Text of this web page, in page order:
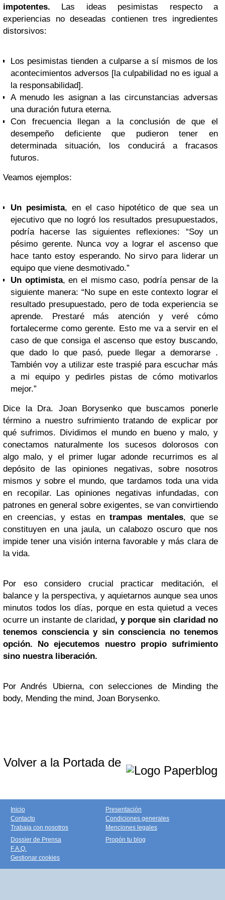
impotentes. Las ideas pesimistas respecto a
experiencias no deseadas contienen tres ingredientes
distorsivos:
Los pesimistas tienden a culparse a sí mismos de los
acontecimientos adversos [la culpabilidad no es igual a
la responsabilidad].
A menudo les asignan a las circunstancias adversas
una duración futura eterna.
Con frecuencia llegan a la conclusión de que el
desempeño deficiente que pudieron tener en
determinada situación, los conducirá a fracasos
futuros.
Veamos ejemplos:
Un pesimista, en el caso hipotético de que sea un
ejecutivo que no logró los resultados presupuestados,
podría hacerse las siguientes reflexiones: “Soy un
pésimo gerente. Nunca voy a lograr el ascenso que
hace tanto estoy esperando. No sirvo para liderar un
equipo que viene desmotivado.”
Un optimista, en el mismo caso, podría pensar de la
siguiente manera: “No supe en este contexto lograr el
resultado presupuestado, pero de toda experiencia se
aprende. Prestaré más atención y veré cómo
fortalecerme como gerente. Esto me va a servir en el
caso de que consiga el ascenso que estoy buscando,
que dado lo que pasó, puede llegar a demorarse .
También voy a utilizar este traspié para escuchar más
a mi equipo y pedirles pistas de cómo motivarlos
mejor.”
Dice la Dra. Joan Borysenko que buscamos ponerle
término a nuestro sufrimiento tratando de explicar por
qué sufrimos. Dividimos el mundo en bueno y malo, y
conectamos naturalmente los sucesos dolorosos con
algo malo, y el primer lugar adonde recurrimos es al
depósito de las opiniones negativas, sobre nosotros
mismos y sobre el mundo, que tardamos toda una vida
en recopilar. Las opiniones negativas infundadas, con
patrones en general sobre exigentes, se van convirtiendo
en creencias, y estas entrampas mentales, que se
constituyen en una jaula, un calabozo oscuro que nos
impide tener una visión interna favorable y más clara de
la vida.
Por eso considero crucial practicar meditación, el
balance y la perspectiva, y aquietarnos aunque sea unos
minutos todos los días, porque en esta quietud a veces
ocurre un instante de claridad, y porque sin claridad no
tenemos consciencia y sin consciencia no tenemos
opción. No ejecutemos nuestro propio sufrimiento
sino nuestra liberación.
Por Andrés Ubierna, con selecciones de Minding the
body, Mending the mind, Joan Borysenko.
Volver a la Portada de
Inicio
Contacto
Trabaja con nosotros
Presentación
Condiciones generales
Menciones legales
Dossier de Prensa
F.A.Q.
Gestionar cookies
Propón tu blog